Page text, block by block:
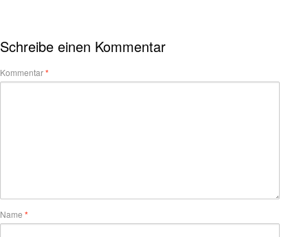
Schreibe einen Kommentar
Kommentar*
Name *